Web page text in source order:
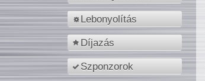
Lebonyolítás
Díjazás
Szponzorok